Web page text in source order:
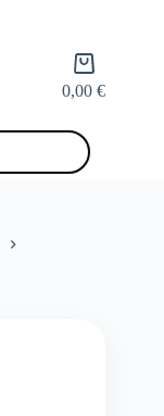
Panier
d’achat
0,00€